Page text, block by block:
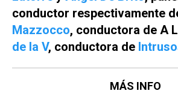
conductor respectivamente
Mazzocco, conductora de A
de la V, conductora de
MÁS INFO